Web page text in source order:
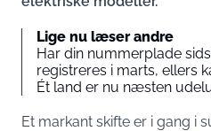
Lige nu læser andre
Har din nummerplade
registreres i marts, ellers
Ét land er nu næsten
Et markant skifte er i gang i